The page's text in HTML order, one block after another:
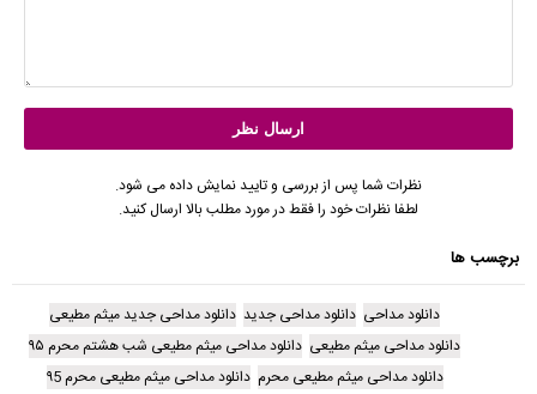
نظرات شما پس از بررسی و تایید نمایش داده می شود.
لطفا نظرات خود را فقط در مورد مطلب بالا ارسال کنید.
برچسب ها
دانلود مداحی دانلود مداحی جدید دانلود مداحی جدید میثم مطیعی
دانلود مداحی میثم مطیعی دانلود مداحی میثم مطیعی شب هشتم محرم ۹۵
دانلود مداحی میثم مطیعی محرم دانلود مداحی میثم مطیعی محرم ۹5